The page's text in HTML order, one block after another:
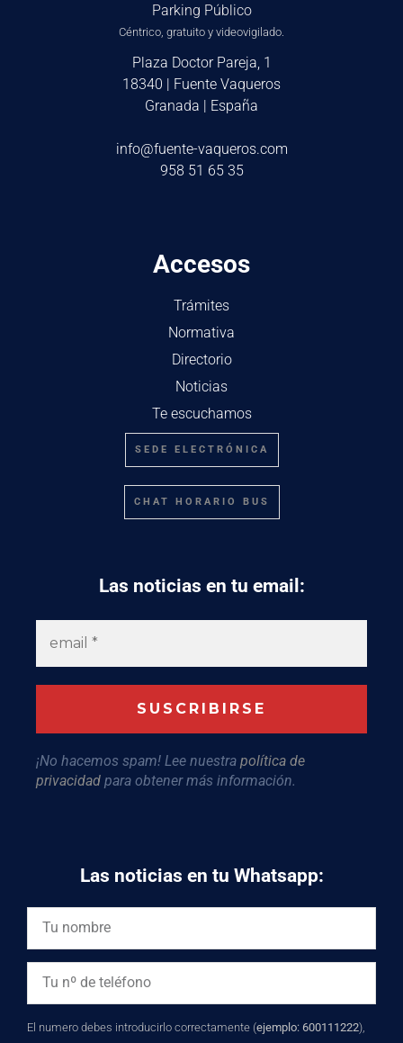
Parking Público
Céntrico, gratuito y videovigilado.
Plaza Doctor Pareja, 1
18340 | Fuente Vaqueros
Granada | España
info@fuente-vaqueros.com
958 51 65 35
Accesos
Trámites
Normativa
Directorio
Noticias
Te escuchamos
SEDE ELECTRÓNICA
CHAT HORARIO BUS
Las noticias en tu email:
¡No hacemos spam! Lee nuestra política de
privacidad para obtener más información.
Las noticias en tu Whatsapp:
El numero debes introducirlo correctamente (ejemplo: 600111222),